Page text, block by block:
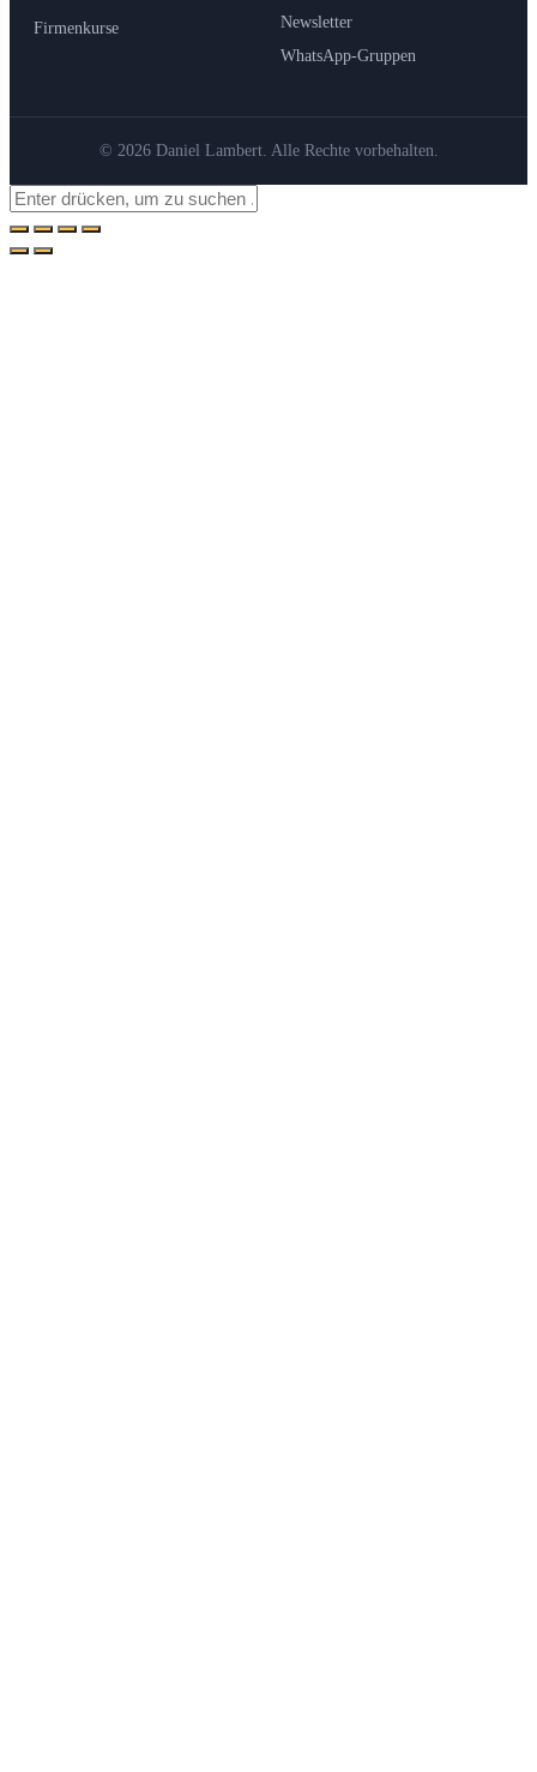
Firmenkurse
Newsletter
WhatsApp-Gruppen
© 2026 Daniel Lambert. Alle Rechte vorbehalten.